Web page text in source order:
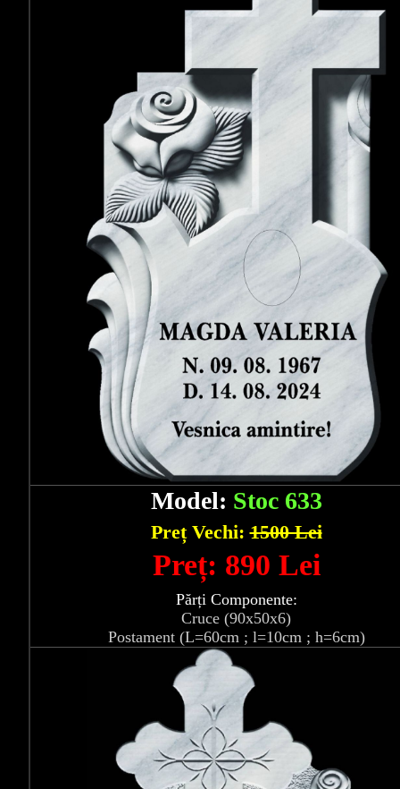
Model: Stoc 633
Preț Vechi:1500 Lei
Preț: 890 Lei
Părți Componente:
Cruce (90x50x6)
Postament (L=60cm ; l=10cm ; h=6cm)